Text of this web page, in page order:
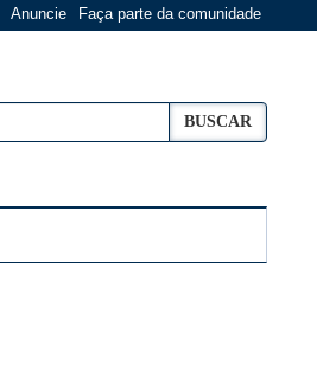
Anuncie Faça parte da comunidade
BUSCAR